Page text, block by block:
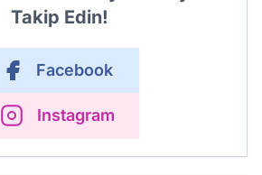
Takip Edin!
Facebook
Instagram